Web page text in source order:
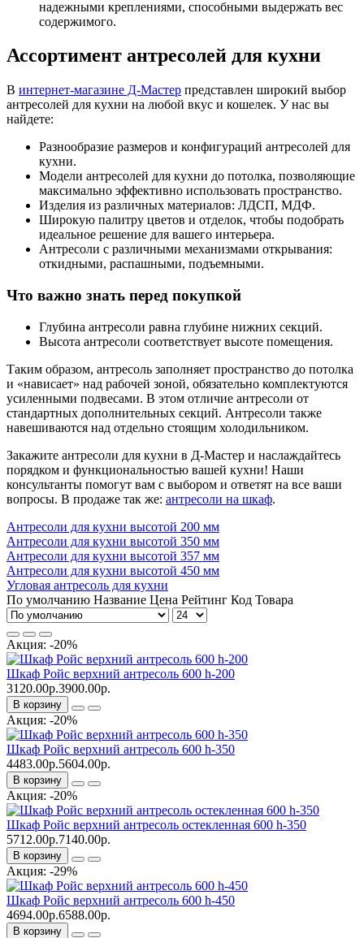
надежными креплениями, способными выдержать вес
содержимого.
Ассортимент антресолей для кухни
В интернет-магазине Д-Мастер представлен широкий выбор
антресолей для кухни на любой вкус и кошелек. У нас вы
найдете:
Разнообразие размеров и конфигураций антресолей для
кухни.
Модели антресолей для кухни до потолка, позволяющие
максимально эффективно использовать пространство.
Изделия из различных материалов: ЛДСП, МДФ.
Широкую палитру цветов и отделок, чтобы подобрать
идеальное решение для вашего интерьера.
Антресоли с различными механизмами открывания:
откидными, распашными, подъемными.
Что важно знать перед покупкой
Глубина антресоли равна глубине нижних секций.
Высота антресоли соответствует высоте помещения.
Таким образом, антресоль заполняет пространство до потолка
и «нависает» над рабочей зоной, обязательно комплектуются
усиленными подвесами. В этом отличие антресоли от
стандартных дополнительных секций. Антресоли также
навешиваются над отдельно стоящим холодильником.
Закажите антресоли для кухни в Д-Мастер и наслаждайтесь
порядком и функциональностью вашей кухни! Наши
консультанты помогут вам с выбором и ответят на все ваши
вопросы. В продаже так же: антресоли на шкаф.
Антресоли для кухни высотой 200 мм
Антресоли для кухни высотой 350 мм
Антресоли для кухни высотой 357 мм
Антресоли для кухни высотой 450 мм
Угловая антресоль для кухни
По умолчанию Название Цена Рейтинг Код Товара
Акция: -20%
Шкаф Ройс верхний антресоль 600 h-200
3120.00р.3900.00р.
В корзину
Акция: -20%
Шкаф Ройс верхний антресоль 600 h-350
4483.00р.5604.00р.
В корзину
Акция: -20%
Шкаф Ройс верхний антресоль остекленная 600 h-350
5712.00р.7140.00р.
В корзину
Акция: -29%
Шкаф Ройс верхний антресоль 600 h-450
4694.00р.6588.00р.
В корзину